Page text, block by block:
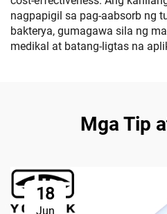
nagpapigil sa pag-aabsorb ng
bakterya, gumagawa sila ng
medikal at batang-ligtas na
Mga Tip
18
Jun